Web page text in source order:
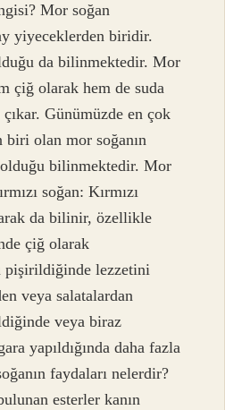
Mor soğan
yiyeceklerden biridir.
da bilinmektedir. Mor
çiğ olarak hem de suda
Günümüzde en çok
biri olan mor soğanın
bilinmektedir. Mor
soğan: Kırmızı
da bilinir, özellikle
çiğ olarak
lezzetini
veya salatalardan
veya biraz
yapıldığında daha fazla
faydaları nelerdir?
esterler kanın